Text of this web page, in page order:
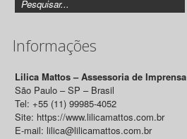
Informações
Lilica Mattos – Assessoria de Imprensa
São Paulo – SP – Brasil
Tel: +55 (11) 99985-4052
Site: https://www.lilicamattos.com.br
E-mail: lilica@lilicamattos.com.br